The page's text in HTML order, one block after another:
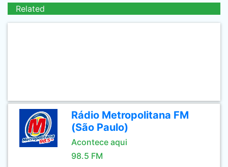
Related
Rádio Metropolitana FM
(São Paulo)
Acontece aqui
98.5 FM